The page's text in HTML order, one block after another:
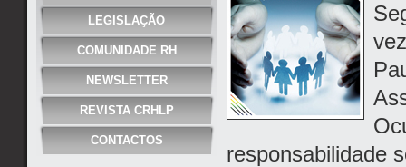
LEGISLAÇÃO
COMUNIDADE RH
NEWSLETTER
REVISTA CRHLP
CONTACTOS
responsabilidade